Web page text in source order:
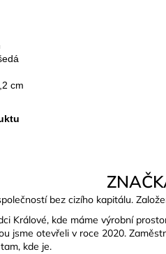
cm
bez cizího kapitálu.
Králové, kde máme výrobní
jsme otevřeli v roce 2020.
kde je.